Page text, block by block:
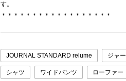
す。
＊＊＊＊＊＊＊＊＊＊＊＊＊＊＊＊＊＊
JOURNAL STANDARD relume ジャ
シャツ ワイドパンツ ローファー